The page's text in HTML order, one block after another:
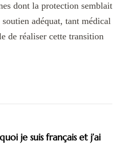
dont la protection semblait
adéquat, tant médical
de réaliser cette transition
je suis français et j’ai